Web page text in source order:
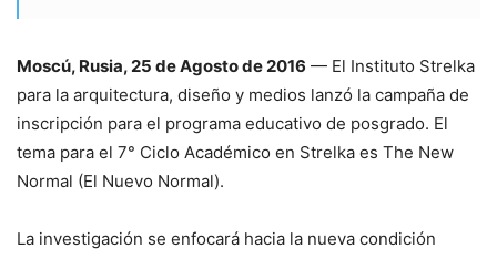
Moscú, Rusia, 25 de Agosto de 2016 — El Instituto Strelka
para la arquitectura, diseño y medios lanzó la campaña de
inscripción para el programa educativo de posgrado. El
tema para el 7° Ciclo Académico en Strelka es The New
Normal (El Nuevo Normal).
La investigación se enfocará hacia la nueva condición